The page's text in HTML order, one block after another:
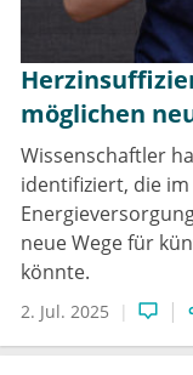
möglichen
Wissenschaftler
identifiziert, die
neue Wege für
könnte.
2. Jul. 2025